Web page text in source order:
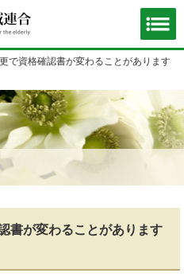
で資格確認書が変わることがあります
書が変わることがあります